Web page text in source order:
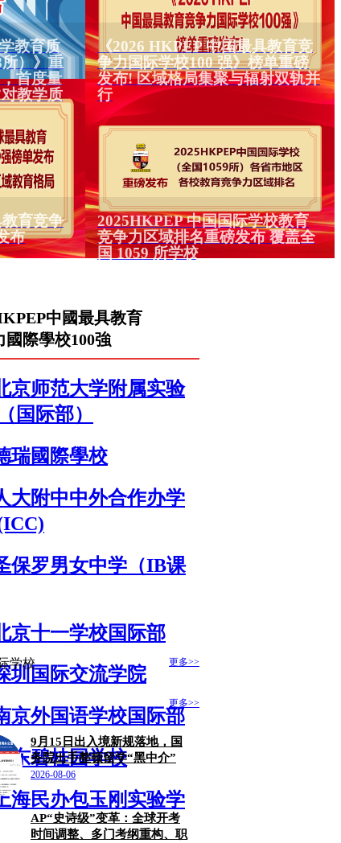
教育质
）》重
首度量
教学质
《2026 HKPEP 中国最具教育竞
争力国际学校100 强》榜单重磅
发布! 区域格局集聚与辐射双轨并
行
育竞争
布
2025HKPEP 中国国际学校教育
竞争力区域排名重磅发布 覆盖全
国 1059 所学校
中國最具教育
國際學校100強
京师范大学附属实验
国际部）
瑞國際學校
大附中中外合作办学
保罗男女中学（IB课
京十一学校国际部
圳国际交流学院
京外国语学校国际部
东碧桂园学校
海民办包玉刚实验学
学校 更多>>
更多>>
9月15日出入境新规落地，国
务院出手整顿留学“黑中介”
2026-08-06
AP“史诗级”变革：全球开考
时间调整、多门考纲重构、职